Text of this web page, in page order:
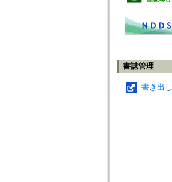
書誌管理
書き出し